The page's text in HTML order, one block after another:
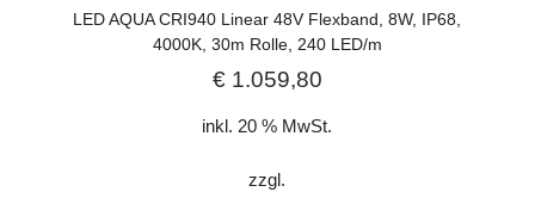
LED AQUA CRI940 Linear 48V Flexband, 8W, IP68,
4000K, 30m Rolle, 240 LED/m
€1.059,80
inkl. 20 % MwSt.
zzgl.